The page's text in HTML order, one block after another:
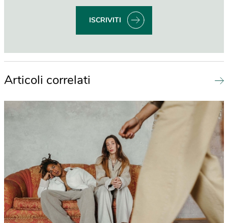
ISCRIVITI
Articoli correlati